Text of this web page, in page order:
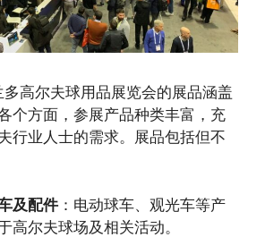
高尔夫球用品展览会的展品涵盖
个方面，参展产品种类丰富，充
行业人士的需求。展品包括但不
及配件 ：电动球车、观光车等产
高尔夫球场及相关活动。